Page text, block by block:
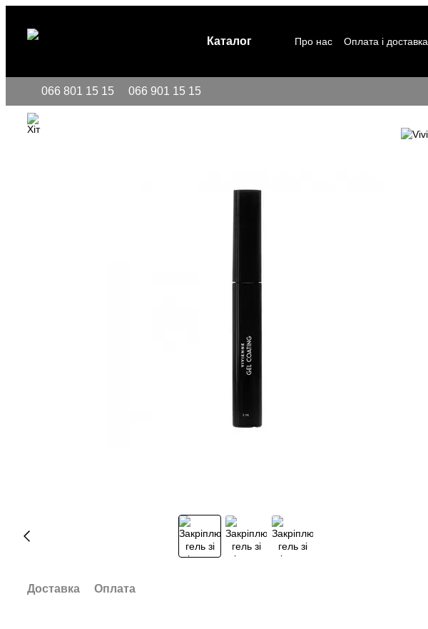
Каталог Про нас Оплата і доставка
066 801 15 15 066 901 15 15
Доставка Оплата